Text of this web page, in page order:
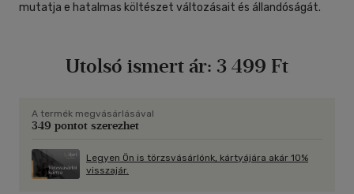
mutatja e hatalmas költészet változásait és állandóságát.
Utolsó ismert ár: 3 499 Ft
A termék megvásárlásával
349 pontot szerezhet
Legyen Ön is törzsvásárlónk, kártyájára akár 10%
visszajár.